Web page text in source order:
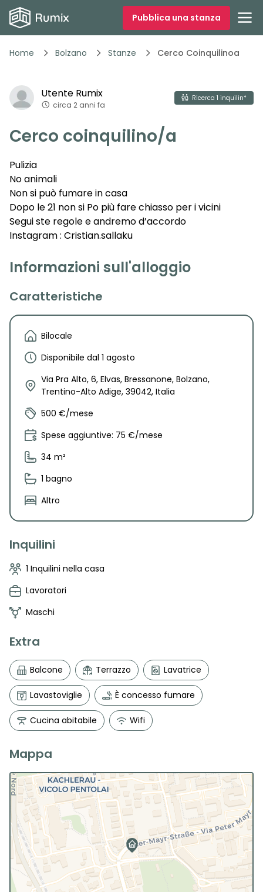
Pubblica una stanza
Home Bolzano Stanze Cerco Coinquilinoa
1/
Vedi tutte14foto
Utente Rumix
circa 2 anni fa
Ricerca 1 inquilin*
Cerco coinquilino/a
Pulizia
No animali
Non si può fumare in casa
Dopo le 21 non si Po più fare chiasso per i vicini
Segui ste regole e andremo d’accordo
Instagram : Cristian.sallaku
Informazioni sull'alloggio
Caratteristiche
Bilocale
Disponibile dal 1 agosto
Via Pra Alto, 6, Elvas, Bressanone, Bolzano,
Trentino-Alto Adige, 39042, Italia
500 €/mese
Spese aggiuntive: 75 €/mese
34 m²
1 bagno
Altro
Inquilini
1 Inquilini nella casa
Lavoratori
Maschi
Extra
Balcone Terrazzo Lavatrice
Lavastoviglie È concesso fumare
Cucina abitabile Wifi
Mappa